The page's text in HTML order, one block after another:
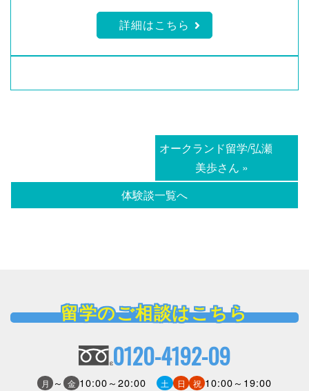
詳細はこちら
体験談一覧へ
オークランド留学/弘瀬
美歩さん »
留学のご相談はこちら
0120-4192-09
月 ～ 金 10:00～20:00 土 日 祝 10:00～19:00